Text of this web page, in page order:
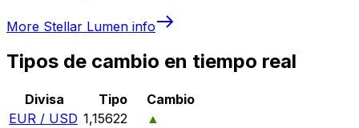
More Stellar Lumen info
Tipos de cambio en tiempo real
Divisa Tipo
Cambio
EUR / USD 1,15622
▲